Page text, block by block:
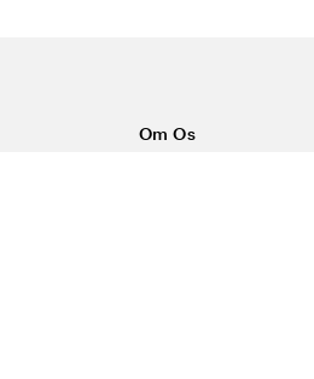
Om Os